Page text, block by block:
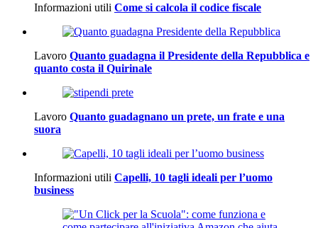
Informazioni utili Come si calcola il codice fiscale
Lavoro Quanto guadagna il Presidente della Repubblica e
quanto costa il Quirinale
Lavoro Quanto guadagnano un prete, un frate e una
suora
Informazioni utili Capelli, 10 tagli ideali per l’uomo
business